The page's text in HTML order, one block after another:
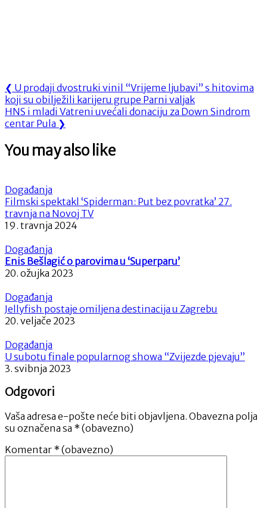
Navigacija
objava
❮ Previous
Post:
U prodaji dvostruki vinil “Vrijeme ljubavi” s hitovima
koji su obilježili karijeru grupe Parni valjak
Next
Post:
HNS i mladi Vatreni uvećali donaciju za Down Sindrom
centar Pula ❯
You may also like
Događanja
Filmski spektakl ‘Spiderman: Put bez povratka’ 27.
travnja na Novoj TV
19. travnja 2024
Događanja
Enis Bešlagić o parovima u ‘Superparu’
20. ožujka 2023
Događanja
Jellyfish postaje omiljena destinacija u Zagrebu
20. veljače 2023
Događanja
U subotu finale popularnog showa “Zvijezde pjevaju”
3. svibnja 2023
Odgovori
Vaša adresa e-pošte neće biti objavljena. Obavezna polja
su označena sa * (obavezno)
Komentar * (obavezno)